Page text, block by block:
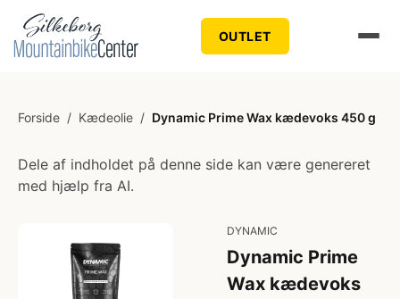
OUTLET
Forside / Kædeolie / Dynamic Prime Wax kædevoks 450 g
Dele af indholdet på denne side kan være genereret
med hjælp fra AI.
DYNAMIC
Dynamic Prime
Wax kædevoks